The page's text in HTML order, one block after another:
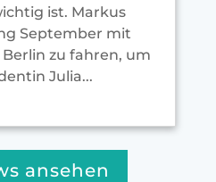
ist. Markus
September mit
zu fahren, um
Julia...
ansehen